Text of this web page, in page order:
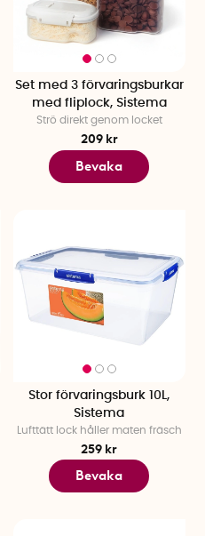
Set med 3 förvaringsburkar
med fliplock, Sistema
Strö direkt genom locket
209 kr
Bevaka
Stor förvaringsburk 10L,
Sistema
Lufttätt lock håller maten fräsch
259 kr
Bevaka